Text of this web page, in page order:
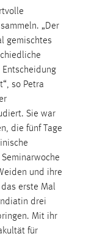
„Der
gemischtes
so Petra
Sie war
die fünf Tage
und ihre
erste Mal
drei
Mit ihr
für
anzuzeigen.
Websites